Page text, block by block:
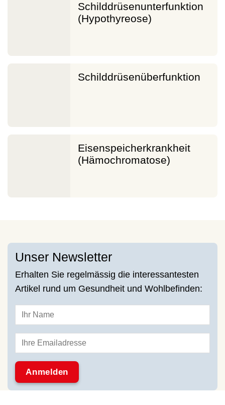
Schilddrüsenunterfunktion
(Hypothyreose)
Schilddrüsenüberfunktion
Eisenspeicherkrankheit
(Hämochromatose)
Unser Newsletter
Erhalten Sie regelmässig die interessantesten
Artikel rund um Gesundheit und Wohlbefinden: